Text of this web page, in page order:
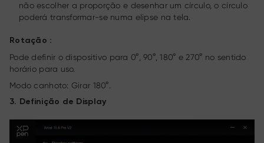
não escolher a proporção e desenhar um círculo, o círculo
poderá transformar-se numa elipse na tela.
Rotação :
Pode definir o dispositivo para 0°, 90°, 180° e 270° no sentido
horário para uso.
Modo canhoto: Girar 180°.
3. Definição de Display